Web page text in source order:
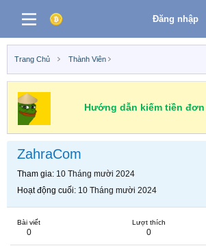
Đăng nhập
Trang Chủ Thành Viên
Hướng dẫn kiếm tiền
ZahraCom
Tham gia 10 Tháng mười 2024
Hoạt động cuối 10 Tháng mười 2024
Bài viết
0
Lượt thích
0